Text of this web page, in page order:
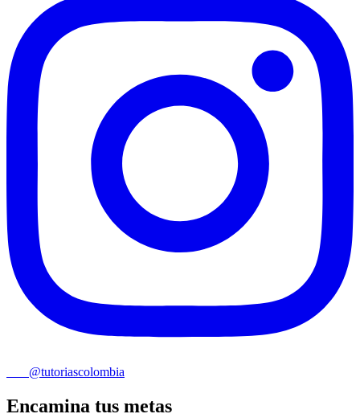
@tutoriascolombia
Encamina tus metas